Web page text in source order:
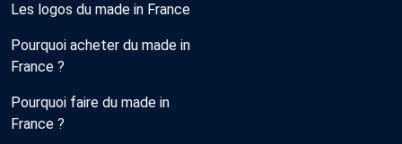
Les logos du made in France
Pourquoi acheter du made in
France ?
Pourquoi faire du made in
France ?